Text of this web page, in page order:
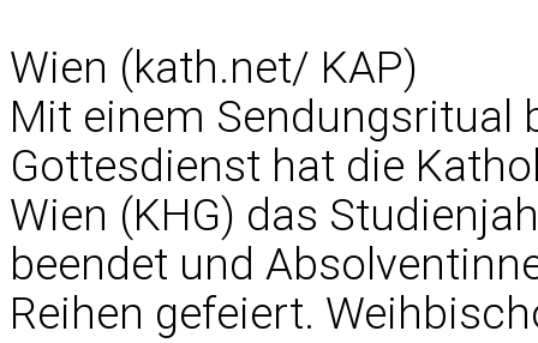
Wien (kath.net/ KAP)
Mit einem Sendungsritual
Gottesdienst hat die
Wien (KHG) das
beendet und
Reihen gefeiert.